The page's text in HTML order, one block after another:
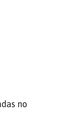
no